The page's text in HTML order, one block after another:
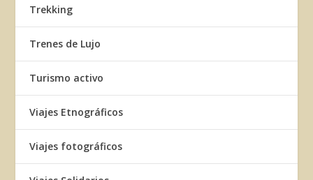
Trekking
Trenes de Lujo
Turismo activo
Viajes Etnográficos
Viajes fotográficos